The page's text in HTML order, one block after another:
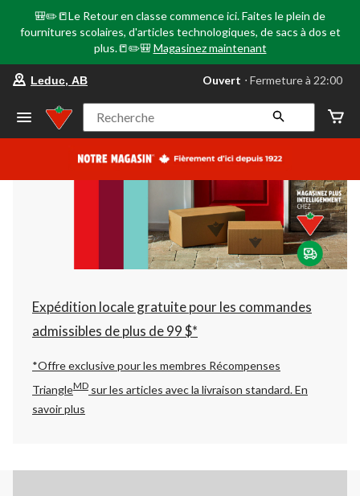
🎒✏️📒Le Retour en classe commence ici. Faites le plein de
fournitures scolaires, d'articles technologiques, de sacs à dos et
plus.📒✏️🎒 Magasinez maintenant
votre
préféré
Leduc,
AB,
courament
Fermeture
à
22:00
cliquer
pour
changer
Leduc, AB Ouvert ⋅ Fermeture à 22:00
Recherche
Expédition locale gratuite pour les commandes
admissibles de plus de 99 $*
*Offre exclusive pour les membres Récompenses
TriangleMD sur les articles avec la livraison standard.En
savoir plus